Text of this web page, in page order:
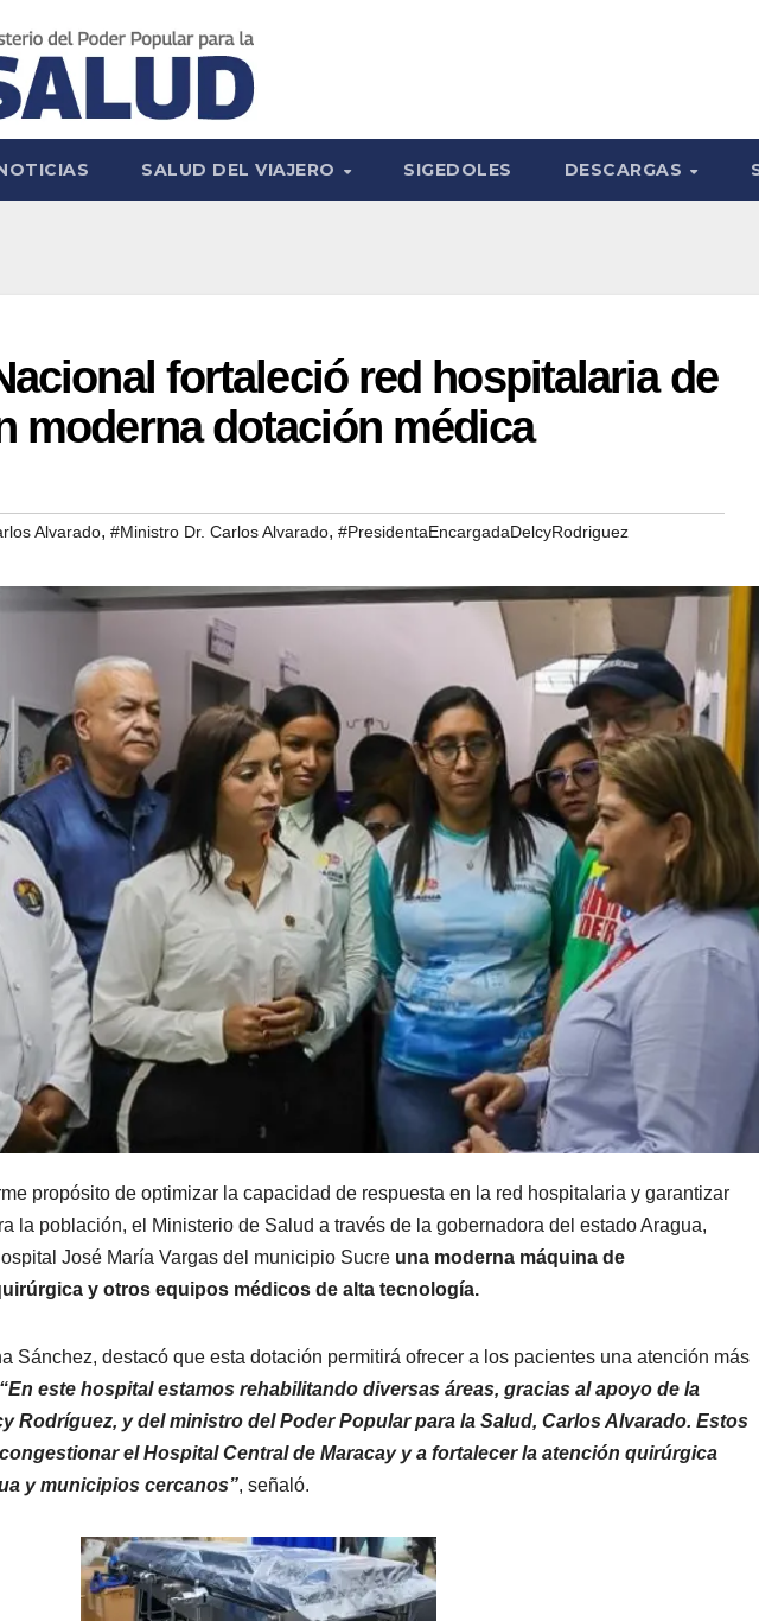
SALUD DEL VIAJERO SIGEDOLES DESCARGAS
fortaleció red hospitalaria de
moderna dotación médica
Alvarado, #Ministro Dr. Carlos Alvarado, #PresidentaEncargadaDelcyRodriguez
propósito de optimizar la capacidad de respuesta en la red hospitalaria y garantizar
la población, el Ministerio de Salud a través de la gobernadora del estado Aragua,
José María Vargas del municipio Sucre una moderna máquina de
y otros equipos médicos de alta tecnología.
Sánchez, destacó que esta dotación permitirá ofrecer a los pacientes una atención más
“En este hospital estamos rehabilitando diversas áreas, gracias al apoyo de la
Rodríguez, y del ministro del Poder Popular para la Salud, Carlos Alvarado. Estos
el Hospital Central de Maracay y a fortalecer la atención quirúrgica
y municipios cercanos”, señaló.